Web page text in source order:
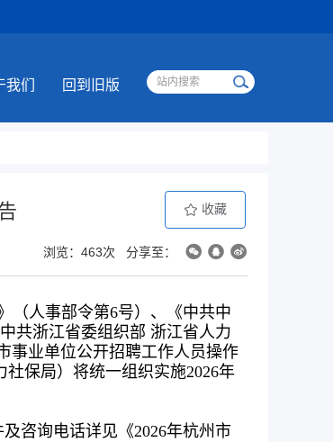
我们 回到旧版
收藏
浏览：463次 分享至：
（人事部令第6号）、《中共中
共浙江省委组织部 浙江省人力
事业单位公开招聘工作人员操作
保局）将统一组织实施2026年
咨询电话详见《2026年杭州市